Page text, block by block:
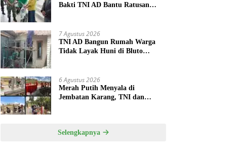
Bakti TNI AD Bantu Ratusan
7 Agustus 2026
TNI AD Bangun Rumah Warga
Tidak Layak Huni di Bluto
6 Agustus 2026
Merah Putih Menyala di
Jembatan Karang, TNI dan
Selengkapnya